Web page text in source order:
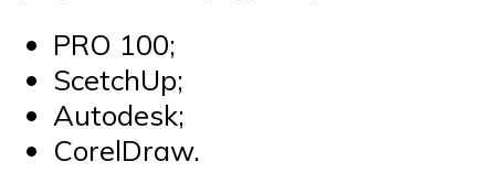
PRO 100;
ScetchUp;
Autodesk;
CorelDraw.